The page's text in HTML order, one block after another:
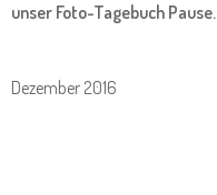
unser Foto-Tagebuch Pause.
Dezember 2016